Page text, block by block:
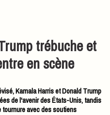
trébuche et
en scène
Kamala Harris et Donald Trump
de l'avenir des États-Unis, tandis
avec des soutiens